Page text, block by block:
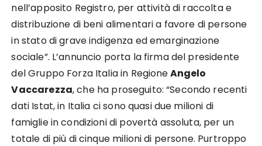
nell’apposito Registro, per attività di raccolta e
distribuzione di beni alimentari a favore di persone
in stato di grave indigenza ed emarginazione
sociale”. L’annuncio porta la firma del presidente
del Gruppo Forza Italia in RegioneAngelo
Vaccarezza, che ha proseguito: “Secondo recenti
dati Istat, in Italia ci sono quasi due milioni di
famiglie in condizioni di povertà assoluta, per un
totale di più di cinque milioni di persone. Purtroppo